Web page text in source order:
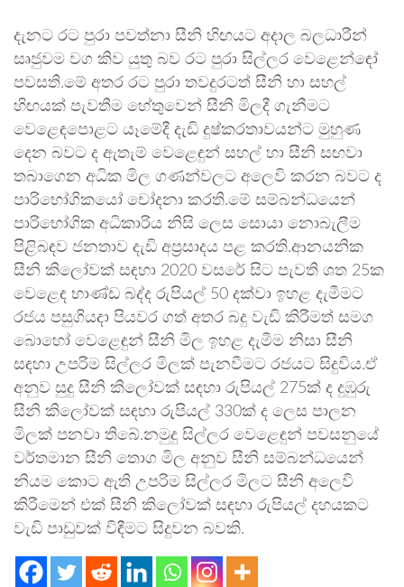
දැනට රට පුරා පවත්නා සීනි හිඟයට අදාල බලධාරීන්
සෘජුවම වග කිව යුතු බව රට පුරා සිල්ලර වෙළෙන්ඳෝ
පවසති.මේ අතර රට පුරා තවදුරටත් සීනි හා සහල්
හිඟයක් පැවතීම හේතුවෙන් සීනි මිලදී ගැනීමට
වෙළෙඳපොළට යෑමේදී දැඩි දුෂ්කරතාවයන්ට මුහුණ
දෙන බවට ද ඇතැම් වෙළෙඳුන් සහල් හා සීනි සඟවා
තබාගෙන අධික මිල ගණන්වලට අලෙවි කරන බවට ද
පාරිභෝගිකයෝ චෝදනා කරති.මේ සම්බන්ධයෙන්
පාරිභෝගික අධිකාරිය නිසි ලෙස සොයා නොබැලීම
පිළිබඳව ජනතාව දැඩි අප්‍රසාදය පළ කරති.ආනයනික
සීනි කිලෝවක් සඳහා 2020 වසරේ සිට පැවති ශත 25ක
වෙළෙඳ භාණ්ඩ බද්ද රුපියල් 50 දක්වා ඉහළ දැමීමට
රජය පසුගියදා පියවර ගත් අතර බදු වැඩි කිරීමත් සමග
බොහෝ වෙළෙඳුන් සීනි මිල ඉහළ දැමීම නිසා සීනි
සඳහා උපරිම සිල්ලර මිලක් පැනවීමට රජයට සිදුවිය.ඒ
අනුව සුදු සීනි කිලෝවක් සඳහා රුපියල් 275ක් ද දුඹුරු
සීනි කිලෝවක් සඳහා රුපියල් 330ක් ද ලෙස පාලන
මිලක් පනවා තිබේ.නමුදු සිල්ලර වෙළෙඳුන් පවසනුයේ
වර්තමාන සීනි තොග මිල අනුව සීනි සම්බන්ධයෙන්
නියම කොට ඇති උපරිම සිල්ලර මිලට සීනි අලෙවි
කිරීමෙන් එක් සීනි කිලෝවක් සඳහා රුපියල් දහයකට
වැඩි පාඩුවක් විඳීමට සිදුවන බවකි.